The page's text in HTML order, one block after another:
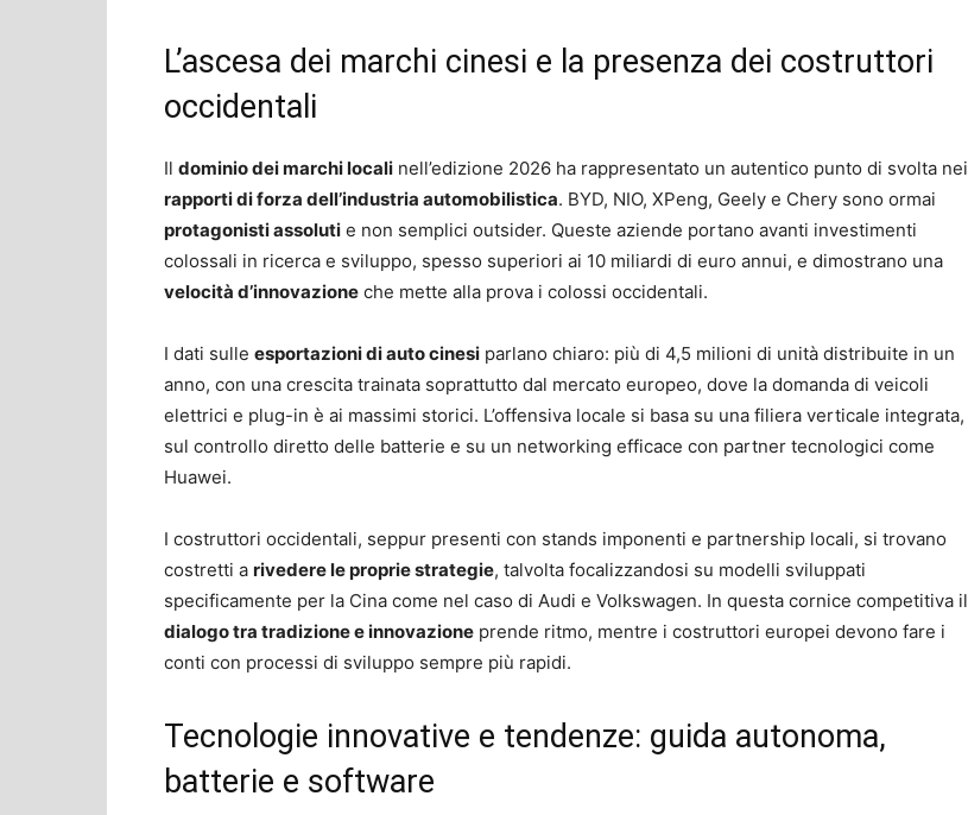
L’ascesa dei marchi cinesi e la presenza dei costruttori
occidentali
Il dominio dei marchi locali nell’edizione 2026 ha rappresentato un autentico punto di svolta nei
rapporti di forza dell’industria automobilistica. BYD, NIO, XPeng, Geely e Chery sono ormai
protagonisti assoluti e non semplici outsider. Queste aziende portano avanti investimenti
colossali in ricerca e sviluppo, spesso superiori ai 10 miliardi di euro annui, e dimostrano una
velocità d’innovazione che mette alla prova i colossi occidentali.
I dati sulle esportazioni di auto cinesi parlano chiaro: più di 4,5 milioni di unità distribuite in un
anno, con una crescita trainata soprattutto dal mercato europeo, dove la domanda di veicoli
elettrici e plug-in è ai massimi storici. L’offensiva locale si basa su una filiera verticale integrata,
sul controllo diretto delle batterie e su un networking efficace con partner tecnologici come
Huawei.
I costruttori occidentali, seppur presenti con stands imponenti e partnership locali, si trovano
costretti a rivedere le proprie strategie, talvolta focalizzandosi su modelli sviluppati
specificamente per la Cina come nel caso di Audi e Volkswagen. In questa cornice competitiva il
dialogo tra tradizione e innovazione prende ritmo, mentre i costruttori europei devono fare i
conti con processi di sviluppo sempre più rapidi.
Tecnologie innovative e tendenze: guida autonoma,
batterie e software